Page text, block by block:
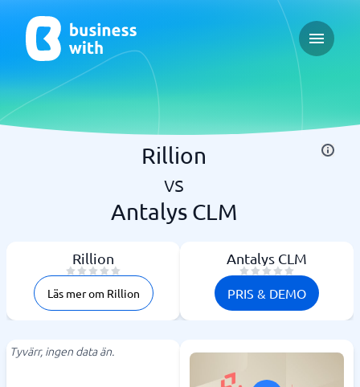
Open
Rillion
vs
Antalys CLM
Rillion
Läs mer om Rillion
Antalys CLM
PRIS & DEMO
Tyvärr, ingen data än.